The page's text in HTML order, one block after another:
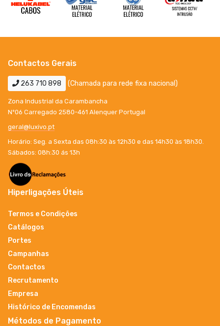
Contactos Gerais
263 710 898 (Chamada para rede fixa nacional)
Zona Industrial da Carambancha
Nº06 Carregado 2580-461 Alenquer Portugal
geral@luxivo.pt
Horário: Seg. a Sexta das 08h:30 às 12h30 e das 14h30 às 18h30.
Sábados: 08h:30 ás 13h
Hiperligações Úteis
Termos e Condições
Catálogos
Portes
Campanhas
Contactos
Recrutamento
Empresa
Histórico de Encomendas
Métodos de Pagamento